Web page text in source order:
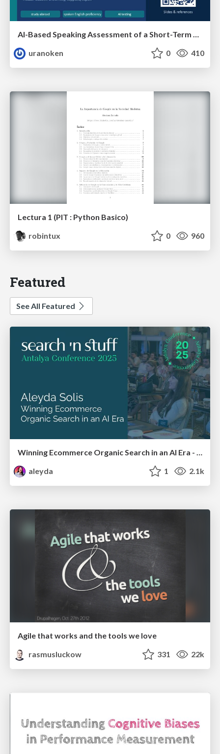
uranoken
0 410
Lectura 1 (PIT : Python Basico)
robintux
0 960
Featured
See All Featured
Winning Ecommerce Organic Search in an AI Era - #searchnstuff2025
aleyda
1 2.1k
Agile that works and the tools we love
rasmusluckow
331 22k